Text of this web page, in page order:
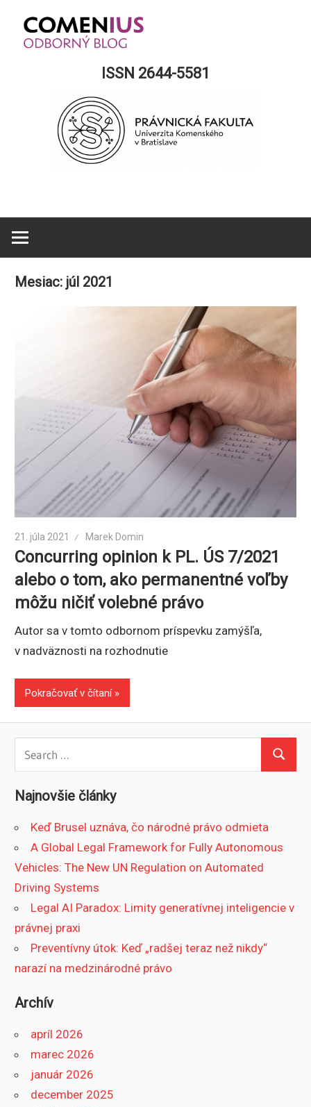
content
Comenius
Blog
ISSN 2644-5581
Mesiac: júl 2021
21. júla 2021 Marek Domin
Concurring opinion k PL. ÚS 7/2021
alebo o tom, ako permanentné voľby
môžu ničiť volebné právo
Autor sa v tomto odbornom príspevku zamýšľa,
v nadväznosti na rozhodnutie
Pokračovať v čítaní
Search
Najnovšie články
Keď Brusel uznáva, čo národné právo odmieta
A Global Legal Framework for Fully Autonomous
Vehicles: The New UN Regulation on Automated
Driving Systems
Legal AI Paradox: Limity generatívnej inteligencie v
právnej praxi
Preventívny útok: Keď „radšej teraz než nikdy“
narazí na medzinárodné právo
Archív
apríl 2026
marec 2026
január 2026
december 2025